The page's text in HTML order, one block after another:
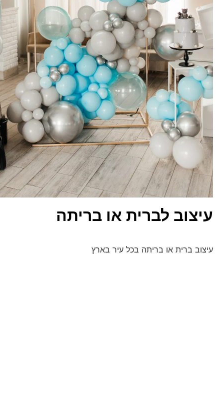
עיצוב לברית או בריתה
עיצוב ברית או בריתה בכל עיר בארץ